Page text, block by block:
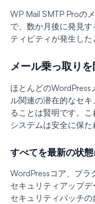
WP Mail SMTP Proの
で、数か月後に発見
ティビティが発生した
メール乗っ取り
ほとんどの
ル関連の潜在的なセ
ることは賢明です。
システムは安全に保た
すべてを最新の状
WordPressコア、プラ
セキュリティアップ
セキュリティパッチ